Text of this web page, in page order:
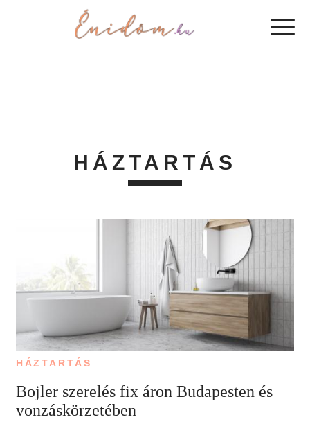
HÁZTARTÁS
HÁZTARTÁS
Bojler szerelés fix áron Budapesten és
vonzáskörzetében